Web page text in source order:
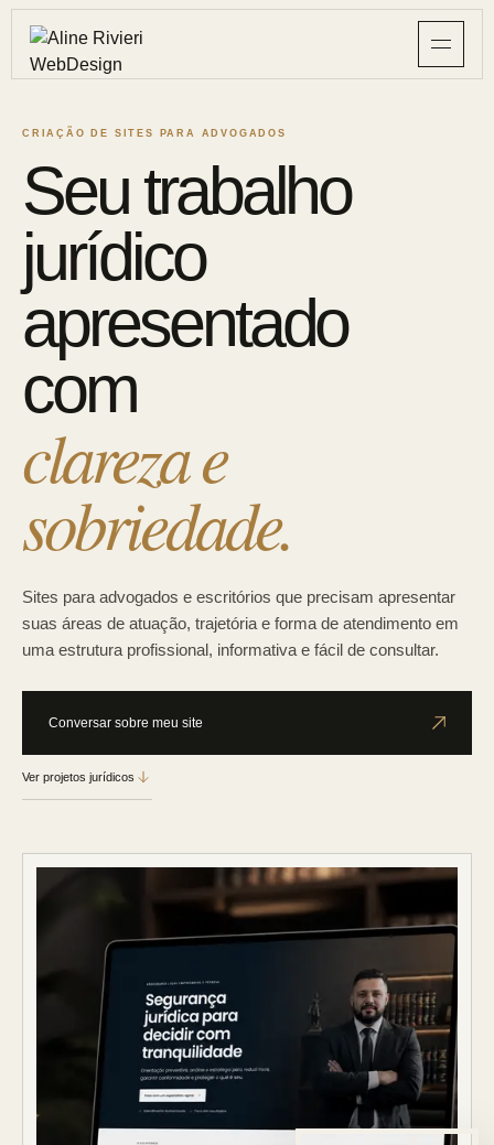
CRIAÇÃO DE SITES PARA ADVOGADOS
Seu trabalho
jurídico
apresentado
com
clareza e
sobriedade.
Sites para advogados e escritórios que precisam apresentar
suas áreas de atuação, trajetória e forma de atendimento em
uma estrutura profissional, informativa e fácil de consultar.
Conversar sobre meu site
Ver projetos jurídicos